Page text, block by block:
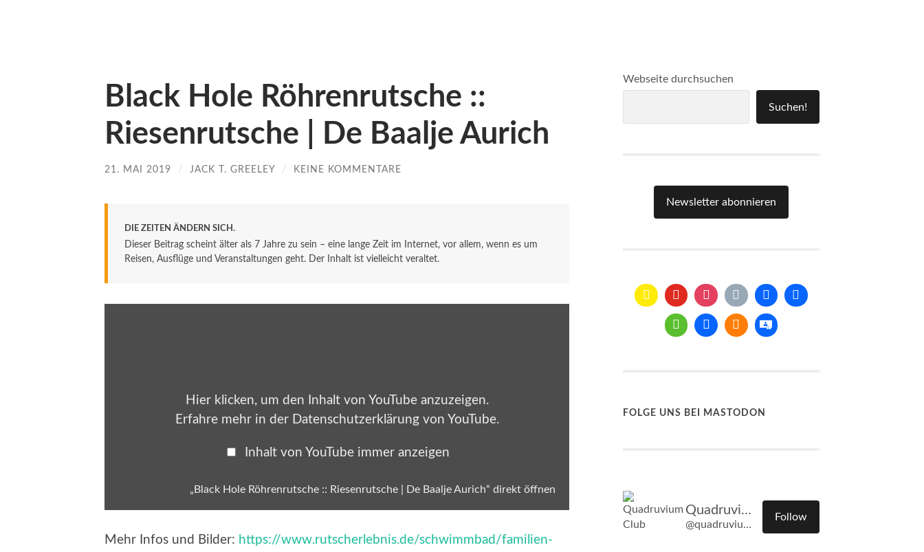
Black Hole Röhrenrutsche ::
Riesenrutsche | De Baalje Aurich
21. MAI 2019 / JACK T. GREELEY / KEINE KOMMENTARE
DIE ZEITEN ÄNDERN SICH.
Dieser Beitrag scheint älter als 7 Jahre zu sein – eine lange Zeit im Internet, vor allem, wenn es um
Reisen, Ausflüge und Veranstaltungen geht. Der Inhalt ist vielleicht veraltet.
Hier klicken, um den Inhalt von YouTube anzuzeigen.
Erfahre mehr in der Datenschutzerklärung von YouTube.
Inhalt von YouTube immer anzeigen
„Black Hole Röhrenrutsche :: Riesenrutsche | De Baalje Aurich“ direkt öffnen
Mehr Infos und Bilder: https://www.rutscherlebnis.de/schwimmbad/familien-
Webseite durchsuchen
Suchen!
Newsletter abonnieren
FOLGE UNS BEI MASTODON
Quadruvium Club
@quadruvium.club@quadruvium.club
Follow